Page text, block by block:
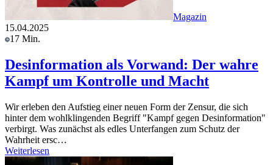
Magazin
15.04.2025
17 Min.
Desinformation als Vorwand: Der wahre
Kampf um Kontrolle und Macht
Wir erleben den Aufstieg einer neuen Form der Zensur, die sich
hinter dem wohlklingenden Begriff "Kampf gegen Desinformation"
verbirgt. Was zunächst als edles Unterfangen zum Schutz der
Wahrheit ersc…
Weiterlesen